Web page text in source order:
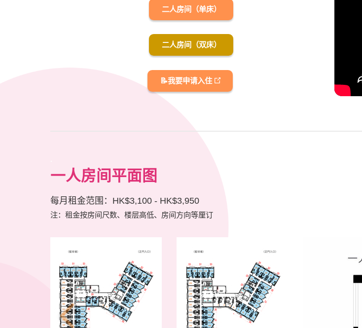
二人房间（单床）
二人房间（双床）
📝我要申请入住
一人房间平面图
每月租金范围：HK$3,100 - HK$3,950
注：租金按房间尺数、楼层高低、房间方向等厘订